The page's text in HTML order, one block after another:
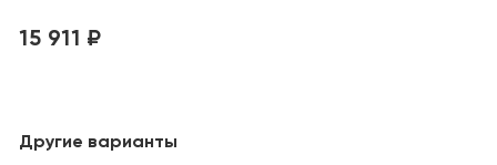
15 911 ₽
Другие варианты